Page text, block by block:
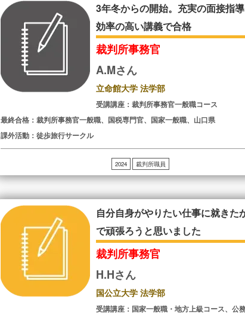
3年冬からの開始。充実の面接指
効率の高い講義で合格
裁判所事務官
A.Mさん
立命館大学 法学部
受講講座：裁判所事務官一般職コース
最終合格：裁判所事務官一般職、国税専門官、国家一般職、山口県
課外活動：徒歩旅行サークル
2024 裁判所職員
自分自身がやりたい仕事に就きた
で頑張ろうと思いました
裁判所事務官
H.Hさん
国公立大学 法学部
受講講座：国家一般職・地方上級コース、公